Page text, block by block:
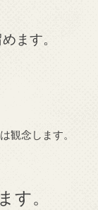
ます。
観念します。
す。